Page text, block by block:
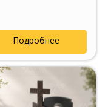
Подробнее